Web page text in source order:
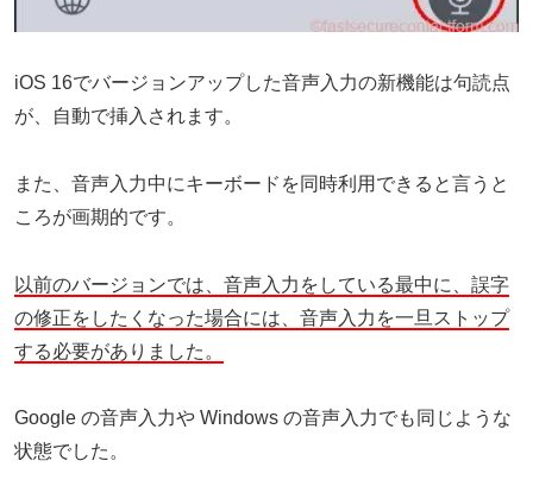
iOS 16でバージョンアップした音声入力の新機能は句読点
が、自動で挿入されます。
また、音声入力中にキーボードを同時利用できると言うと
ころが画期的です。
以前のバージョンでは、音声入力をしている最中に、誤字
の修正をしたくなった場合には、音声入力を一旦ストップ
する必要がありました。
Google の音声入力や Windows の音声入力でも同じような
状態でした。